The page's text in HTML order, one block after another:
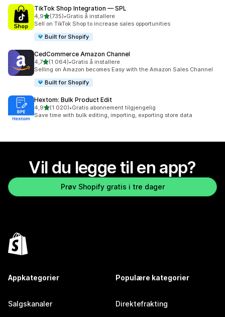
TikTok Shop Integration — SPL
4,9av 5 stjerner
(735)
Totalt 735 omtaler
•Gratis å installere
Sell on TikTok Shop to increase sales opportunities
Built for Shopify
CedCommerce Amazon Channel
4,7av 5 stjerner
(1 064)
Totalt 1064 omtaler
•Gratis å installere
Selling on Amazon becomes Easy with the Amazon Sales Channel
Built for Shopify
Hextom: Bulk Product Edit
4,9av 5 stjerner
(1 020)
Totalt 1020 omtaler
•Gratis abonnement tilgjengelig
Save time with bulk editing, importing, exporting store data
Vil du legge til en app?
Prøv Shopify gratis i tre dager
Appkategorier
Salgskanaler
Populære kategorier
Direktefrakting